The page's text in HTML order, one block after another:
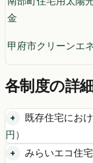
金
甲府市クリーンエ
各制度の詳細
既存住宅にお
円）
みらいエコ住